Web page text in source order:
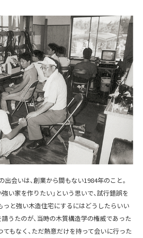
会いは、創業から間もない1984年のこと。
い家を作りたい」という思いで、試行錯誤を
っと強い木造住宅にするにはどうしたらいい
うたのが、当時の木質構造学の権威であった
もなく、ただ熱意だけを持って会いに行った